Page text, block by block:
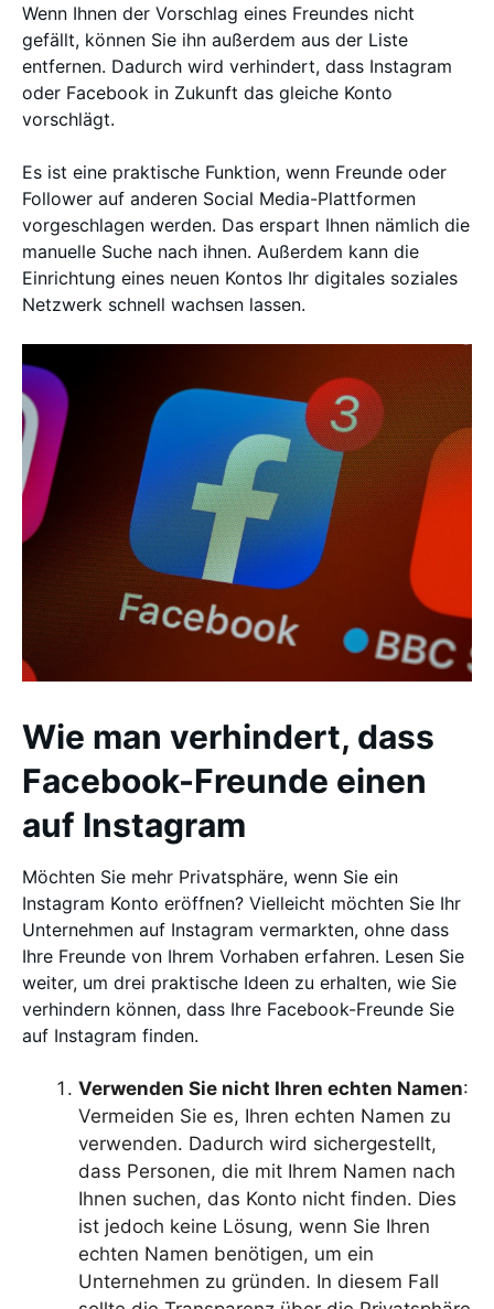
Wenn Ihnen der Vorschlag eines Freundes nicht
gefällt, können Sie ihn außerdem aus der Liste
entfernen. Dadurch wird verhindert, dass Instagram
oder Facebook in Zukunft das gleiche Konto
vorschlägt.
Es ist eine praktische Funktion, wenn Freunde oder
Follower auf anderen Social Media-Plattformen
vorgeschlagen werden. Das erspart Ihnen nämlich die
manuelle Suche nach ihnen. Außerdem kann die
Einrichtung eines neuen Kontos Ihr digitales soziales
Netzwerk schnell wachsen lassen.
Wie man verhindert, dass
Facebook-Freunde einen
auf Instagram
Möchten Sie mehr Privatsphäre, wenn Sie ein
Instagram Konto eröffnen? Vielleicht möchten Sie Ihr
Unternehmen auf Instagram vermarkten, ohne dass
Ihre Freunde von Ihrem Vorhaben erfahren. Lesen Sie
weiter, um drei praktische Ideen zu erhalten, wie Sie
verhindern können, dass Ihre Facebook-Freunde Sie
auf Instagram finden.
Verwenden Sie nicht Ihren echten Namen:
Vermeiden Sie es, Ihren echten Namen zu
verwenden. Dadurch wird sichergestellt,
dass Personen, die mit Ihrem Namen nach
Ihnen suchen, das Konto nicht finden. Dies
ist jedoch keine Lösung, wenn Sie Ihren
echten Namen benötigen, um ein
Unternehmen zu gründen. In diesem Fall